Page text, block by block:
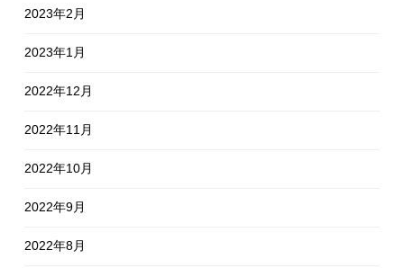
2023年2月
2023年1月
2022年12月
2022年11月
2022年10月
2022年9月
2022年8月